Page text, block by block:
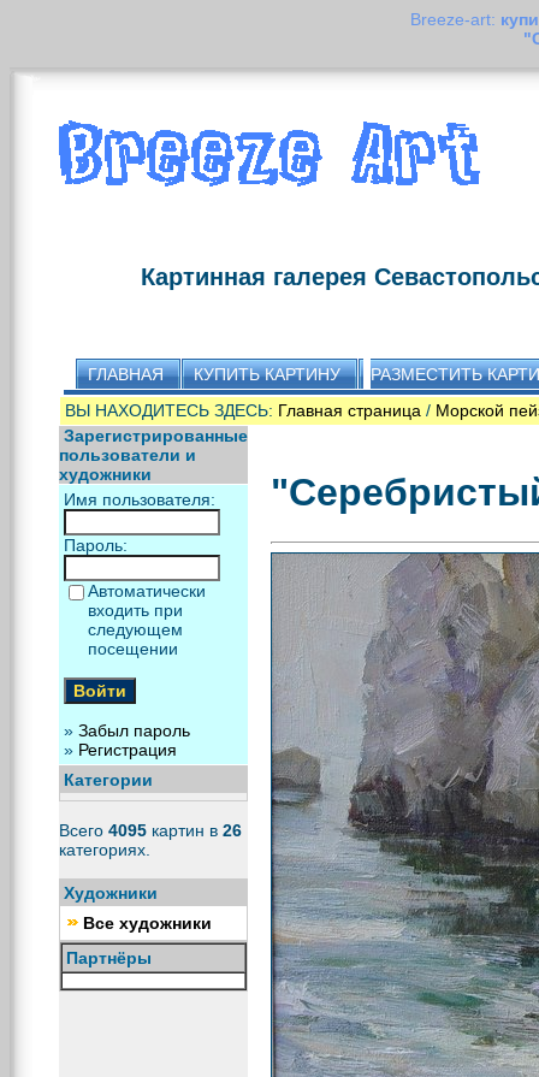
Breeze-art:
Картинная галерея
ГЛАВНАЯ КУПИТЬ КАРТИНУ
РАЗМЕСТИТЬ
ВЫ НАХОДИТЕСЬ ЗДЕСЬ: Главная страница / Морской
Зарегистрированные
пользователи и
художники
Имя пользователя:
Пароль:
Автоматически
входить при
следующем
посещении
» Забыл пароль
» Регистрация
Категории
Всего 4095 картин в 26
категориях.
Художники
Все художники
Партнёры